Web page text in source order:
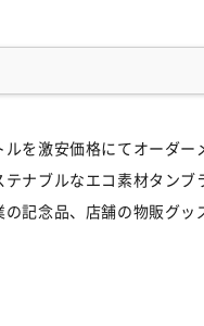
ただきます。
たします。
を激安価格にてオーダ
ナブルなエコ素材タンブ
記念品、店舗の物販グ